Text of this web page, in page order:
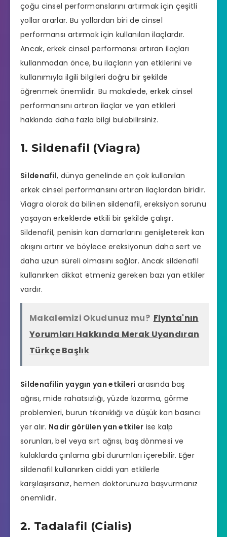
çoğu cinsel performanslarını artırmak için çeşitli
yollar ararlar. Bu yollardan biri decinsel
performansı artırmak için kullanılan ilaçlardır.
Ancak, erkek cinsel performansı artıran ilaçları
kullanmadan önce, bu ilaçların yan etkilerini ve
kullanımıyla ilgili bilgileri doğru bir şekilde
öğrenmek önemlidir. Bu makalede, erkek cinsel
performansını artıran ilaçlar ve yan etkileri
hakkında daha fazla bilgi bulabilirsiniz.
1. Sildenafil (Viagra)
Sildenafil, dünya genelinde en çok kullanılan
erkek cinsel performansını artıran ilaçlardan biridir.
Viagra olarak da bilinen sildenafil,ereksiyon sorunu
yaşayan erkeklerde etkili bir şekilde çalışır.
Sildenafil, penisin kan damarlarını genişleterek kan
akışını artırır ve böylece ereksiyonun daha sert ve
daha uzun süreli olmasını sağlar. Ancak sildenafil
kullanırken dikkat etmeniz gereken bazı yan etkiler
vardır.
Makalemizi Okudunuz mu? Flynta'nın
Yorumları Hakkında Merak Uyandıran
Türkçe Başlık
Sildenafilin yaygın yan etkileri arasında baş
ağrısı, mide rahatsızlığı, yüzde kızarma, görme
problemleri, burun tıkanıklığı ve düşük kan basıncı
yer alır. Nadir görülen yan etkiler ise kalp
sorunları, bel veya sırt ağrısı, baş dönmesi ve
kulaklarda çınlama gibi durumları içerebilir. Eğer
sildenafil kullanırken ciddi yan etkilerle
karşılaşırsanız, hemen doktorunuza başvurmanız
önemlidir.
2. Tadalafil (Cialis)